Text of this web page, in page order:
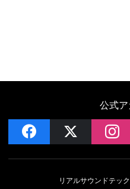
公式
facebook
リアルサウンドテッ